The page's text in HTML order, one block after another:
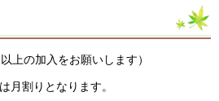
上の加入をお願いします）
月割りとなります。